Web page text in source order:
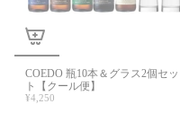
COEDO 瓶10本＆グラス2個セッ
ト【クール便】
¥4,250